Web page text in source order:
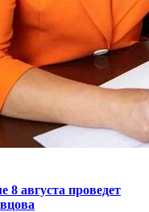
августа проведет